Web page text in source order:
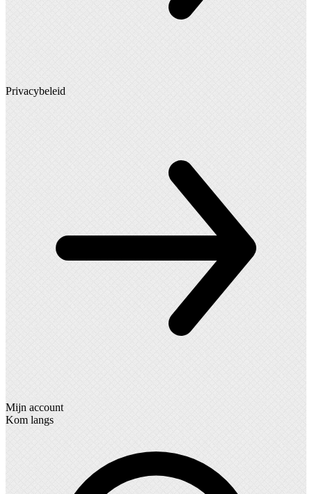
Privacybeleid
Mijn account
Kom langs